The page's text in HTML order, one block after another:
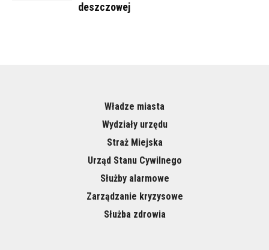
deszczowej
Władze miasta
Wydziały urzędu
Straż Miejska
Urząd Stanu Cywilnego
Służby alarmowe
Zarządzanie kryzysowe
Służba zdrowia